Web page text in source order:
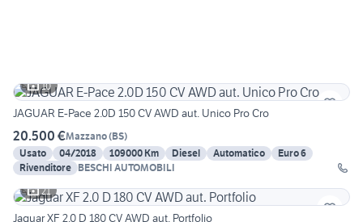
10
JAGUAR E-Pace 2.0D 150 CV AWD aut. Unico Pro Cro
20.500 €Mazzano(BS)
Usato
04/2018 109000 Km Diesel Automatico
Euro 6
Rivenditore BESCHI AUTOMOBILI
21
Jaguar XF 2.0 D 180 CV AWD aut. Portfolio